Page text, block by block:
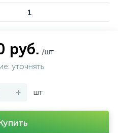
1
руб. /шт
уточнять
+ шт